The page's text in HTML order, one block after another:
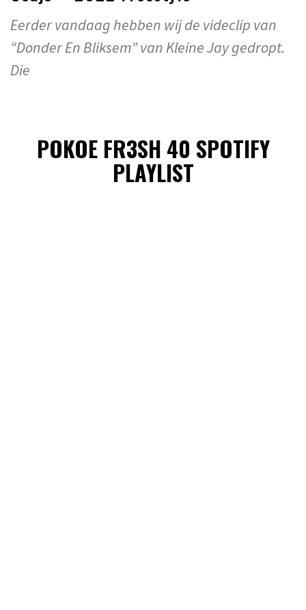
Eerder vandaag hebben wij de videclip van
“Donder En Bliksem” van Kleine Jay gedropt.
Die
POKOE FR3SH 40 SPOTIFY
PLAYLIST